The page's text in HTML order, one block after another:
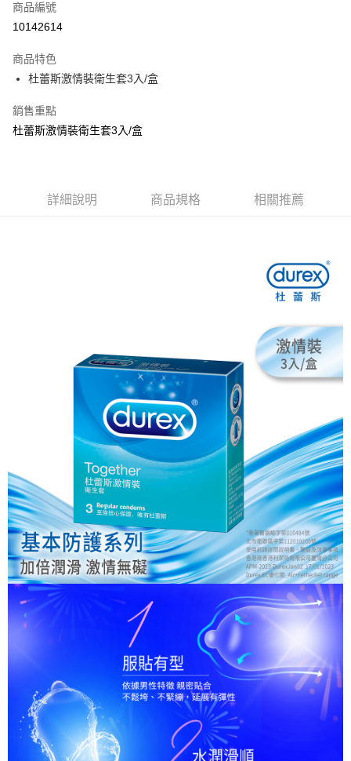
超商取貨付款
Apple Pay
街口支付
悠遊付
AFTEE先享後付
１．於結帳方式選擇「AFTEE先享後付」後，將跳轉至「AFTEE先享後付」
結帳頁面，進行簡訊認證並確認金額後，即可完成結帳。
２．訂單成立數日內，您將收到繳費通知簡訊。
３．收到繳費通知簡訊後14天內，點擊此簡訊中的連結，可透過四大超商／
ATM／網路銀行／等多元方式進行付款，方視為交易完成。
※ 請注意：結帳手續完成當下不需立刻繳費，但若您需要取消訂單，請聯絡
購買商品的店家。未經商家同意取消之訂單仍視為有效，需透過AFTEE先享
後付繳納相關費用。
※ 交易是否成功請以「AFTEE先享後付 」之結帳頁面顯示為準，若有關於
是否繳費成功／繳費後需取消欲退款等相關疑問，請聯繫「AFTEE先享後付
客戶支援中心」 https://netprotections.freshdesk.com/support/home
【注意事項】
１．透過由恩沛科技股份有限公司提供之「AFTEE先享後付」服務完成之交
易，需依本服務之必要範圍內提供個人資料，並將交易相關給付款項請求債
權轉讓予恩沛科技股份有限公司。
２．關於個人資料處理事宜，請瀏覽以下網址：
https://aftee.tw/terms/#terms3
３．未成年的使用者請事先徵得法定代理人或監護人之同意方可使用
「AFTEE先享後付」，若未經同意申辦者引起之損失，本公司不負相關責
任。
４．使用「AFTEE先享後付」時，將依據個別帳號之用戶狀況，依本公司即
時審查核予不同之上限額度；若仍有額度不足之情形，本公司將視審查結果
５．嚴禁一人註冊多個帳號或使用他人資訊註冊。若發現惡意使用之情形，
恩沛科技股份有限公司將有權停止該用戶之使用額度並採取法律行動。
先付款後全家取貨
每筆NT$80，滿NT$999(含以上)免運費
每筆NT$80，滿NT$999(含以上)免運費
先付款後7-11取貨
每筆NT$80，滿NT$999(含以上)免運費
宅配
每筆NT$90，滿NT$999(含以上)免運費
商品編號
10142614
商品特色
杜蕾斯激情裝衛生套3入/盒
銷售重點
杜蕾斯激情裝衛生套3入/盒
詳細說明 商品規格 相關推薦